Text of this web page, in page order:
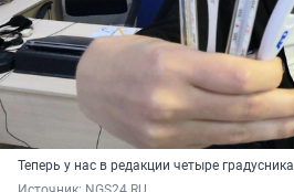
Теперь у нас в редакции четыре градусника